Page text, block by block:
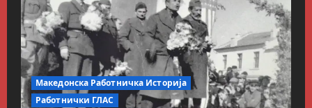
Македонска Работничка Историја
Работнички ГЛАС